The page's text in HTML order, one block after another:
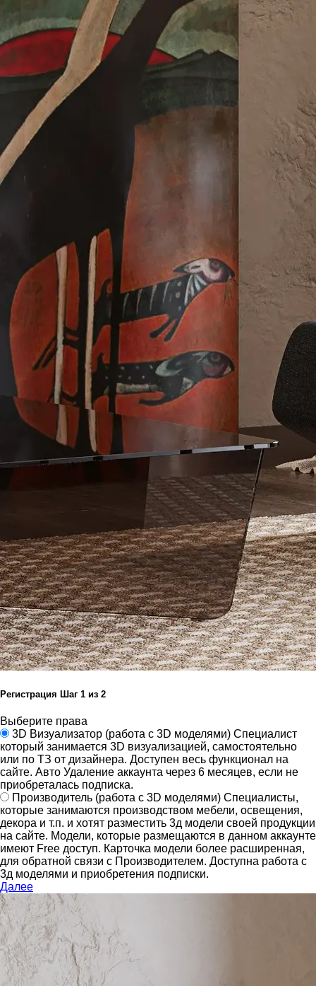
Регистрация Шаг 1 из 2
Выберите права
3D Визуализатор (работа с 3D моделями) Специалист
который занимается 3D визуализацией, самостоятельно
или по ТЗ от дизайнера. Доступен весь функционал на
сайте. Авто Удаление аккаунта через 6 месяцев, если не
приобреталась подписка.
Производитель (работа с 3D моделями) Специалисты,
которые занимаются производством мебели, освещения,
декора и т.п. и хотят разместить 3д модели своей продукции
на сайте. Модели, которые размещаются в данном аккаунте
имеют Free доступ. Карточка модели более расширенная,
для обратной связи с Производителем. Доступна работа с
3д моделями и приобретения подписки.
Далее